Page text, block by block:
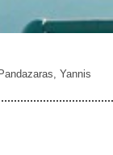
, Yannis